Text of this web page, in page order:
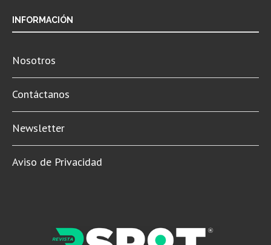
INFORMACIÓN
Nosotros
Contáctanos
Newsletter
Aviso de Privacidad